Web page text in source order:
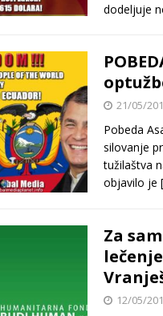
dodeljuje
21/05/
Pobeda
silovanje
tužilaštva
objavilo je
Za
12/05/